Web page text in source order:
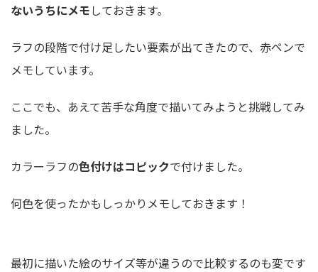
ないうちにメモしておきます。
ラフの段階で付け足したい要素が出てきたので、赤ペンで
メモしています。
ここでも、あえて苦手な角度で描いてみようと挑戦してみ
ました。
カラーラフの色付けはコピックで付けました。
何色を使ったかもしっかりメモしておきます！
最初に描いた絵のサイズ等が違うので比較するのも変です